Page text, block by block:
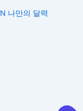
N 나만의 달력